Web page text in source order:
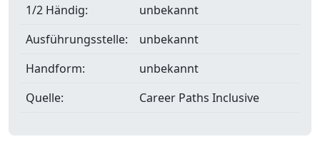
1/2 Händig:
unbekannt
Ausführungsstelle:
unbekannt
Handform:
unbekannt
Quelle:
Career Paths Inclusive